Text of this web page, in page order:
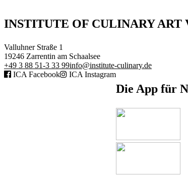
Executive Netzwerk
Industrie
Mobilitygastronomie
Eventgastronomie
Caregastronomie
Betriebsgastronomie
INSTITUTE OF CULINARY ART
Valluhner Straße 1
19246 Zarrentin am Schaalsee
+49 3 88 51-3 33 99info@institute-culinary.de
ICA Facebook
ICA Instagram
Die App für